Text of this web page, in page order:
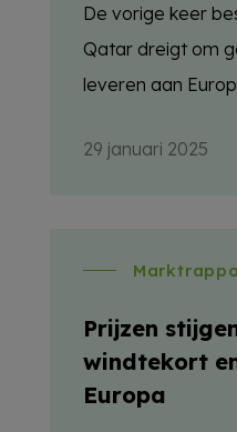
De vorige keer
Qatar dreigt om
leveren aan
29 januari 2025
Prijzen
windtekort
Europa